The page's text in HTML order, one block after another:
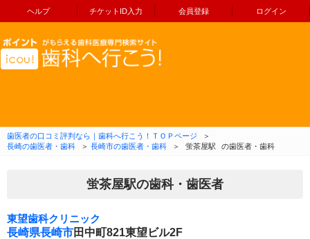
ヘルプ チケットID入力 会員登録 ログイン
コンテンツへ移動
歯医者の口コミ評判なら｜歯科へ行こう！ＴＯＰページ
＞
長崎の歯医者・歯科
＞ 長崎市の歯医者・歯科 ＞ 蛍茶屋駅 の歯医者・歯科
蛍茶屋駅の歯科・歯医者
東望歯科クリニック
長崎県長崎市田中町821東望ビル2F